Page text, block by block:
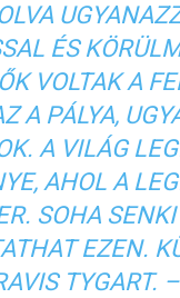
ÉS
VOLTAK A
A PÁLYA,
A VILÁG
AHOL A
SOHA
EZEN.
TYGART.